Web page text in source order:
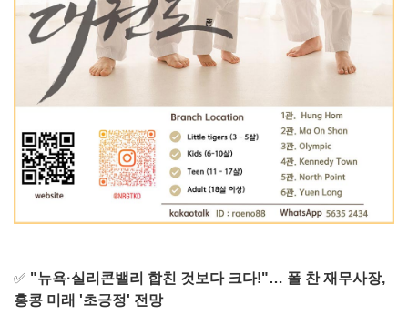
✅ "뉴욕·실리콘밸리 합친 것보다 크다!"… 폴 찬 재무사장,
홍콩 미래 '초긍정' 전망